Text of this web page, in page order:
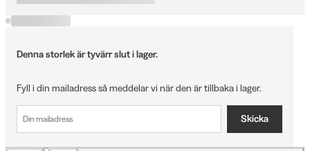
Denna storlek är tyvärr slut i lager.
Fyll i din mailadress så meddelar vi när den är tillbaka i lager.
Skicka